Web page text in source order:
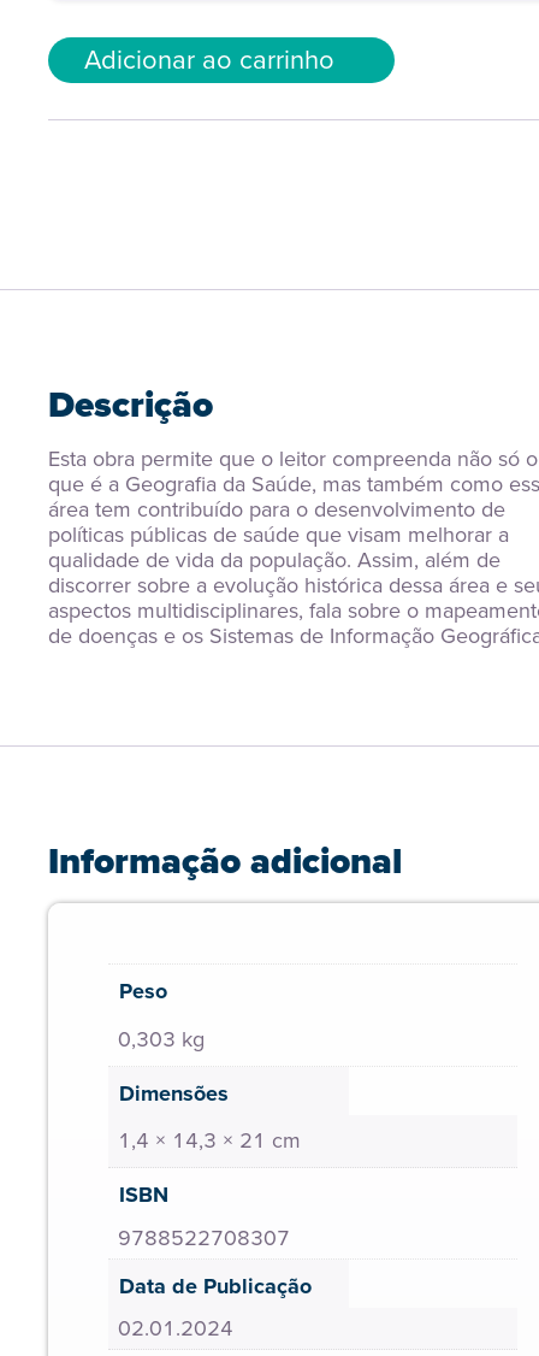
Adicionar ao carrinho
Descrição
Esta obra permite que o leitor compreenda não só o
que é a Geografia da Saúde, mas também como
área tem contribuído para o desenvolvimento de
políticas públicas de saúde que visam melhorar a
qualidade de vida da população. Assim, além de
discorrer sobre a evolução histórica dessa área e
aspectos multidisciplinares, fala sobre o
de doenças e os Sistemas de Informação
Informação adicional
Peso
0,303 kg
Dimensões
1,4 × 14,3 × 21 cm
ISBN
9788522708307
Data de Publicação
02.01.2024